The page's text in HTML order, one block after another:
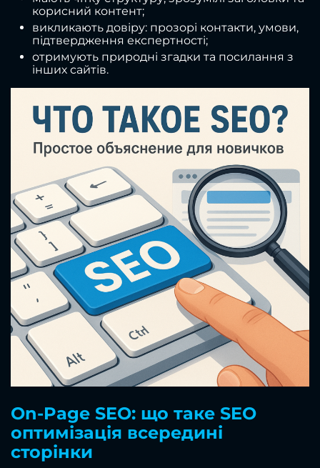
корисний контент;
викликають довіру: прозорі контакти, умови,
підтвердження експертності;
отримують природні згадки та посилання з
інших сайтів.
On-Page SEO: що таке SEO
оптимізація всередині
сторінки